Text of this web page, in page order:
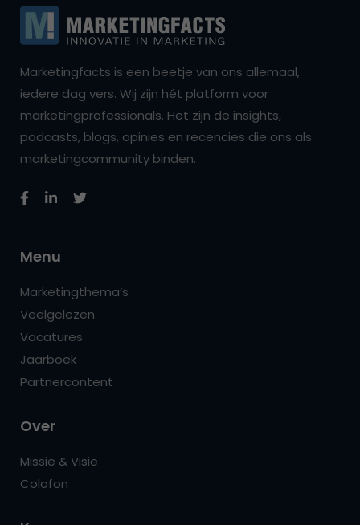
Marketingfacts is een beetje van ons allemaal,
iedere dag vers. Wij zijn hét platform voor
marketingprofessionals. Het zijn de insights,
podcasts, blogs, opinies en recencies die ons als
marketingcommunity binden.
Menu
Marketingthema’s
Veelgelezen
Vacatures
Jaarboek
Partnercontent
Over
Missie & Visie
Colofon